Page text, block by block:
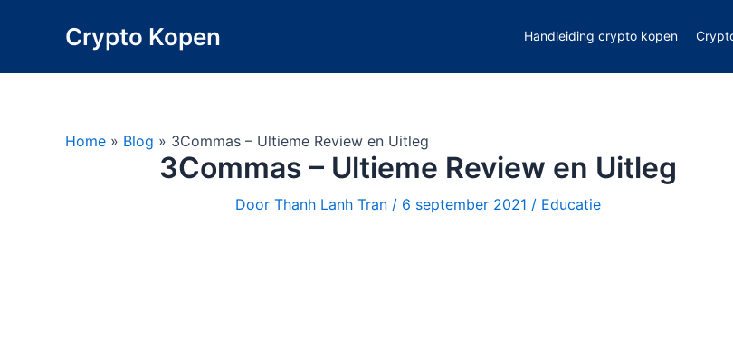
Crypto Kopen Handleiding crypto kopen
Home » Blog » 3Commas – Ultieme Review en Uitleg
3Commas – Ultieme Review en Uitleg
Door Thanh Lanh Tran / 6 september 2021 / Educatie